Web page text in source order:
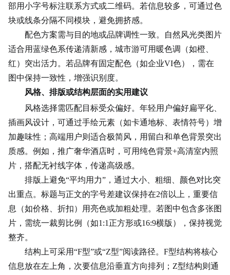
部用小字号标注联系方式或二维码。若信息较多，可通过色
块或线条分隔不同模块，避免拥挤感。
配色方案需与目的地或品牌调性一致。自然风光类图片
适合用蓝绿色系传递清新感，城市游可用暖色调（如橙、
红）突出活力。若品牌有固定配色（如企业VI色），需在
图中保持一致性，增强识别度。
风格、排版或结构层面的实用建议
风格选择需匹配目标受众偏好。年轻用户偏好扁平化、
插画风设计，可通过手绘元素（如卡通地标、表情符号）增
加趣味性；高端用户则适合极简风，用留白和单色背景突出
质感。例如，推广奢华酒店时，可用纯色背景+高清室内照
片，搭配无衬线字体，传递高级感。
排版上避免“平均用力”，通过大小、粗细、颜色对比突
出重点。标题与正文的字号差建议保持在2倍以上，重要信
息（如价格、折扣）用亮色或加粗处理。若图中包含多张图
片 ，需统一裁剪比例（如1:1正方形或16:9横版），保持视觉
整齐。
结构上可采用“F型”或“Z型”阅读路径。F型结构将核心
信息放在左上角，次要信息沿垂直方向排列；Z型结构则通